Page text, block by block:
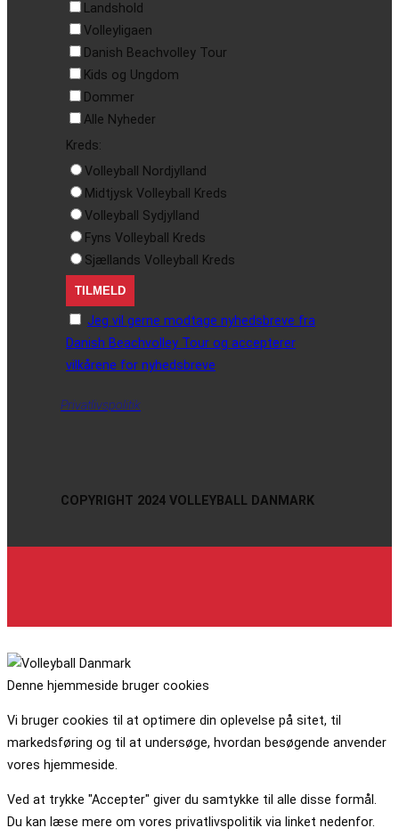
Landshold
Volleyligaen
Danish Beachvolley Tour
Kids og Ungdom
Dommer
Alle Nyheder
Kreds:
Volleyball Nordjylland
Midtjysk Volleyball Kreds
Volleyball Sydjylland
Fyns Volleyball Kreds
Sjællands Volleyball Kreds
Jeg vil gerne modtage nyhedsbreve fra
Danish Beachvolley Tour og accepterer
vilkårene for nyhedsbreve
Privatlivspolitik
COPYRIGHT 2024 VOLLEYBALL DANMARK
Denne hjemmeside bruger cookies
Vi bruger cookies til at optimere din oplevelse på sitet, til
markedsføring og til at undersøge, hvordan besøgende anvender
vores hjemmeside.
Ved at trykke "Accepter" giver du samtykke til alle disse formål.
Du kan læse mere om vores privatlivspolitik via linket nedenfor.